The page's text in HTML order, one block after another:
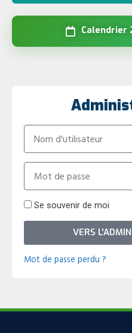
Calendrier
Se souvenir de moi
VERS
Mot de passe perdu ?